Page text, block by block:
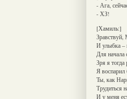
- Ага,
- ХЗ!
[Хамиль:]
Зравствуй,
И улыбка
Для
Зря я
Я воспарил
Ты, как
Трудиться
И у меня